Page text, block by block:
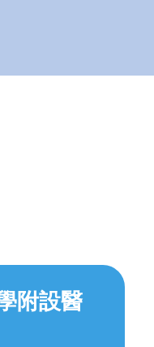
附設醫